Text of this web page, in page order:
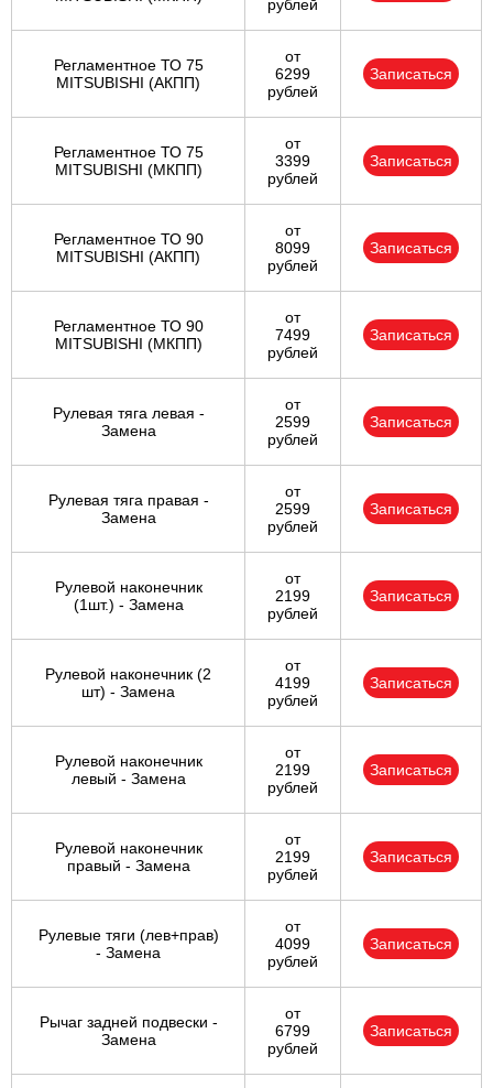
рублей
Регламентное ТО 75
MITSUBISHI (АКПП)
от
6299
рублей
Записаться
Регламентное ТО 75
MITSUBISHI (МКПП)
от
3399
рублей
Записаться
Регламентное ТО 90
MITSUBISHI (АКПП)
от
8099
рублей
Записаться
Регламентное ТО 90
MITSUBISHI (МКПП)
от
7499
рублей
Записаться
Рулевая тяга левая -
Замена
от
2599
рублей
Записаться
Рулевая тяга правая -
Замена
от
2599
рублей
Записаться
Рулевой наконечник
(1шт.) - Замена
от
2199
рублей
Записаться
Рулевой наконечник (2
шт) - Замена
от
4199
рублей
Записаться
Рулевой наконечник
левый - Замена
от
2199
рублей
Записаться
Рулевой наконечник
правый - Замена
от
2199
рублей
Записаться
Рулевые тяги (лев+прав)
- Замена
от
4099
рублей
Записаться
Рычаг задней подвески -
Замена
от
6799
рублей
Записаться